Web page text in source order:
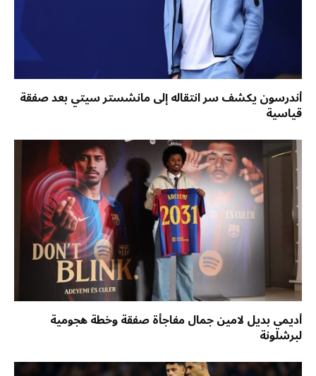
أندرسون يكشف سر انتقاله إلى مانشستر سيتي بعد صفقة
قياسية
أديمي بديل لامين جمال مفاجأة صفقة وخطة هجومية
لبرشلونة